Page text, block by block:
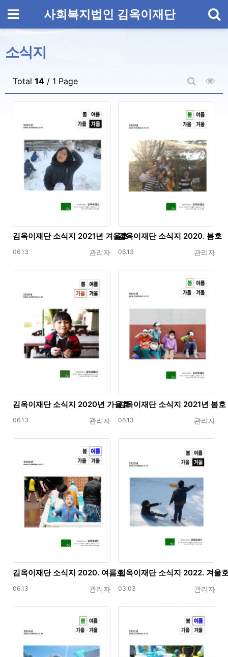
메뉴 사회복지법인 김옥이재단
소식지
Total 14 / 1 Page
게시판 검
조
김옥이재단 소식지 2021년 겨울호
등록자
관리자
등록일
06.13
김옥이재단 소식지 2020. 봄호
등록자
관리자
등록일
06.13
김옥이재단 소식지 2020년 가을호
등록자
관리자
등록일
06.13
김옥이재단 소식지 2021년 봄호
등록자
관리자
등록일
06.13
김옥이재단 소식지 2020. 여름호
등록자
관리자
등록일
06.13
김옥이재단 소식지 2022. 겨울
등록자
관리자
등록일
03.03